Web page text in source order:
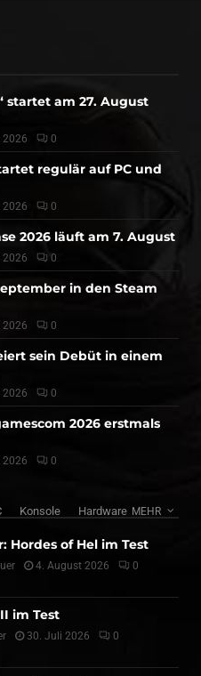
startet am 27. August
2026 0
regulär auf PC und
2026 0
2026 läuft am 7. August
2026 0
in den Steam
2026 0
sein Debüt in einem
2026 0
2026 erstmals
2026 0
Konsole Hardware MEHR
Hordes of Hel im Test
4. August 2026 0
im Test
30. Juli 2026 0